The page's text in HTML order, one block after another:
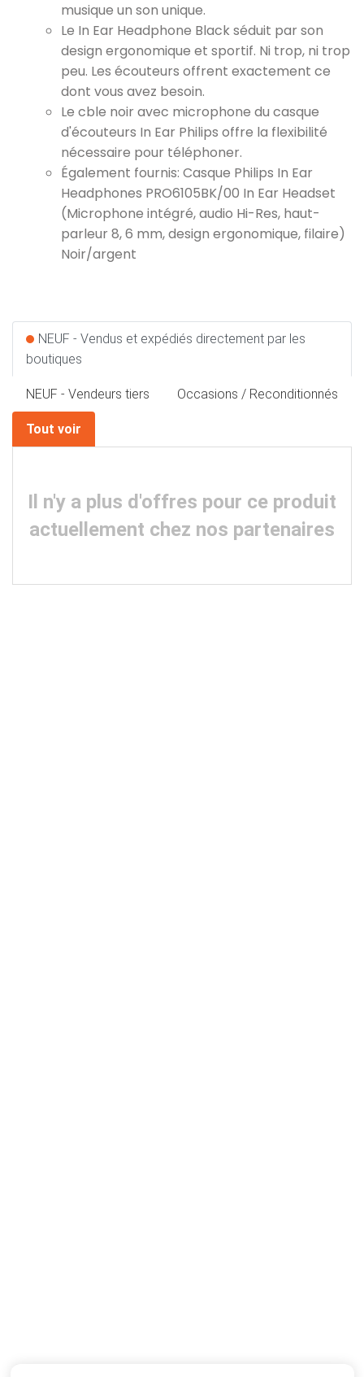
musique un son unique.
Le In Ear Headphone Black séduit par son
design ergonomique et sportif. Ni trop, ni trop
peu. Les écouteurs offrent exactement ce
dont vous avez besoin.
Le cble noir avec microphone du casque
d'écouteurs In Ear Philips offre la flexibilité
nécessaire pour téléphoner.
Également fournis: Casque Philips In Ear
Headphones PRO6105BK/00 In Ear Headset
(Microphone intégré, audio Hi-Res, haut-
parleur 8, 6 mm, design ergonomique, filaire)
Noir/argent
NEUF - Vendus et expédiés directement par les
boutiques
NEUF - Vendeurs tiers Occasions / Reconditionnés
Tout voir
Il n'y a plus d'offres pour ce produit
actuellement chez nos partenaires